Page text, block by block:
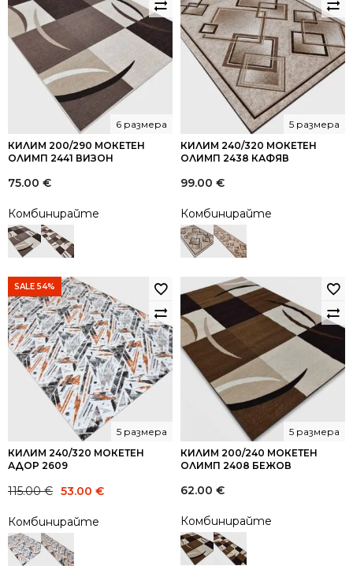
КИЛИМ 200/290 МОКЕТЕН
ОЛИМП 2441 ВИЗОН
6 размера
75.00 €
Комбинирайте
КИЛИМ 240/320 МОКЕТЕН
ОЛИМП 2438 КАФЯВ
5 размера
99.00 €
Комбинирайте
SALE 54%
КИЛИМ 240/320 МОКЕТЕН
АДОР 2609
5 размера
115.00€
Original
was:
115.00 €.
53.00 €
Current
is:
53.00 €.
Комбинирайте
КИЛИМ 200/240 МОКЕТЕН
ОЛИМП 2408 БЕЖОВ
5 размера
62.00 €
Комбинирайте